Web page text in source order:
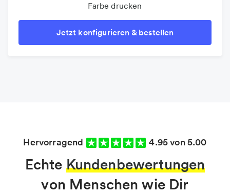
Farbe drucken
Jetzt konfigurieren & bestellen
Hervorragend 4.95 von 5.00
Echte Kundenbewertungen
von Menschen wie Dir